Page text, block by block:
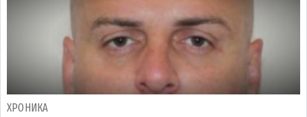
ХРОНИКА